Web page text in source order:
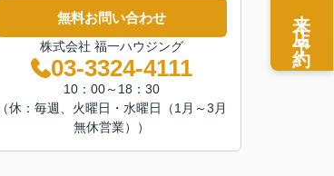
無料お問い合わせ
株式会社 福一ハウジング
03-3324-4111
10：00～18：30
（休：毎週、火曜日・水曜日（1月～3月
無休営業））
来店予約